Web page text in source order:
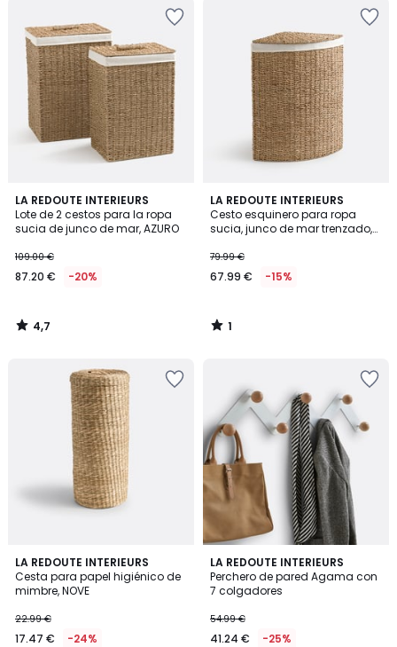
LA REDOUTE INTERIEURS
Lote de 2 cestos para la ropa
sucia de junco de mar, AZURO
109.00 €
87.20 € -20%
4,7
/ 5
4,7
/
LA REDOUTE INTERIEURS
Cesto esquinero para ropa
sucia, junco de mar trenzado,
79.99 €
67.99 € -15%
1
/
5
1
/
LA REDOUTE INTERIEURS
Cesta para papel higiénico de
mimbre, NOVE
22.99 €
17.47 € -24%
4,5
/ 5
LA REDOUTE INTERIEURS
Perchero de pared Agama con
7 colgadores
54.99 €
41.24 € -25%
4,8
/ 5